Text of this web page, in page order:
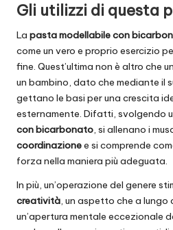
Gli utilizzi di questa
La pasta modellabile con
come un vero e proprio esercizio
fine. Quest’ultima non è altro che
un bambino, dato che mediante il
gettano le basi per una crescita
esternamente. Difatti, svolgendo
con bicarbonato, si allenano i
coordinazionee si comprende
forza nella maniera più adeguata.
In più, un’operazione del genere
creatività, un aspetto che a lungo
un’apertura mentale eccezionale